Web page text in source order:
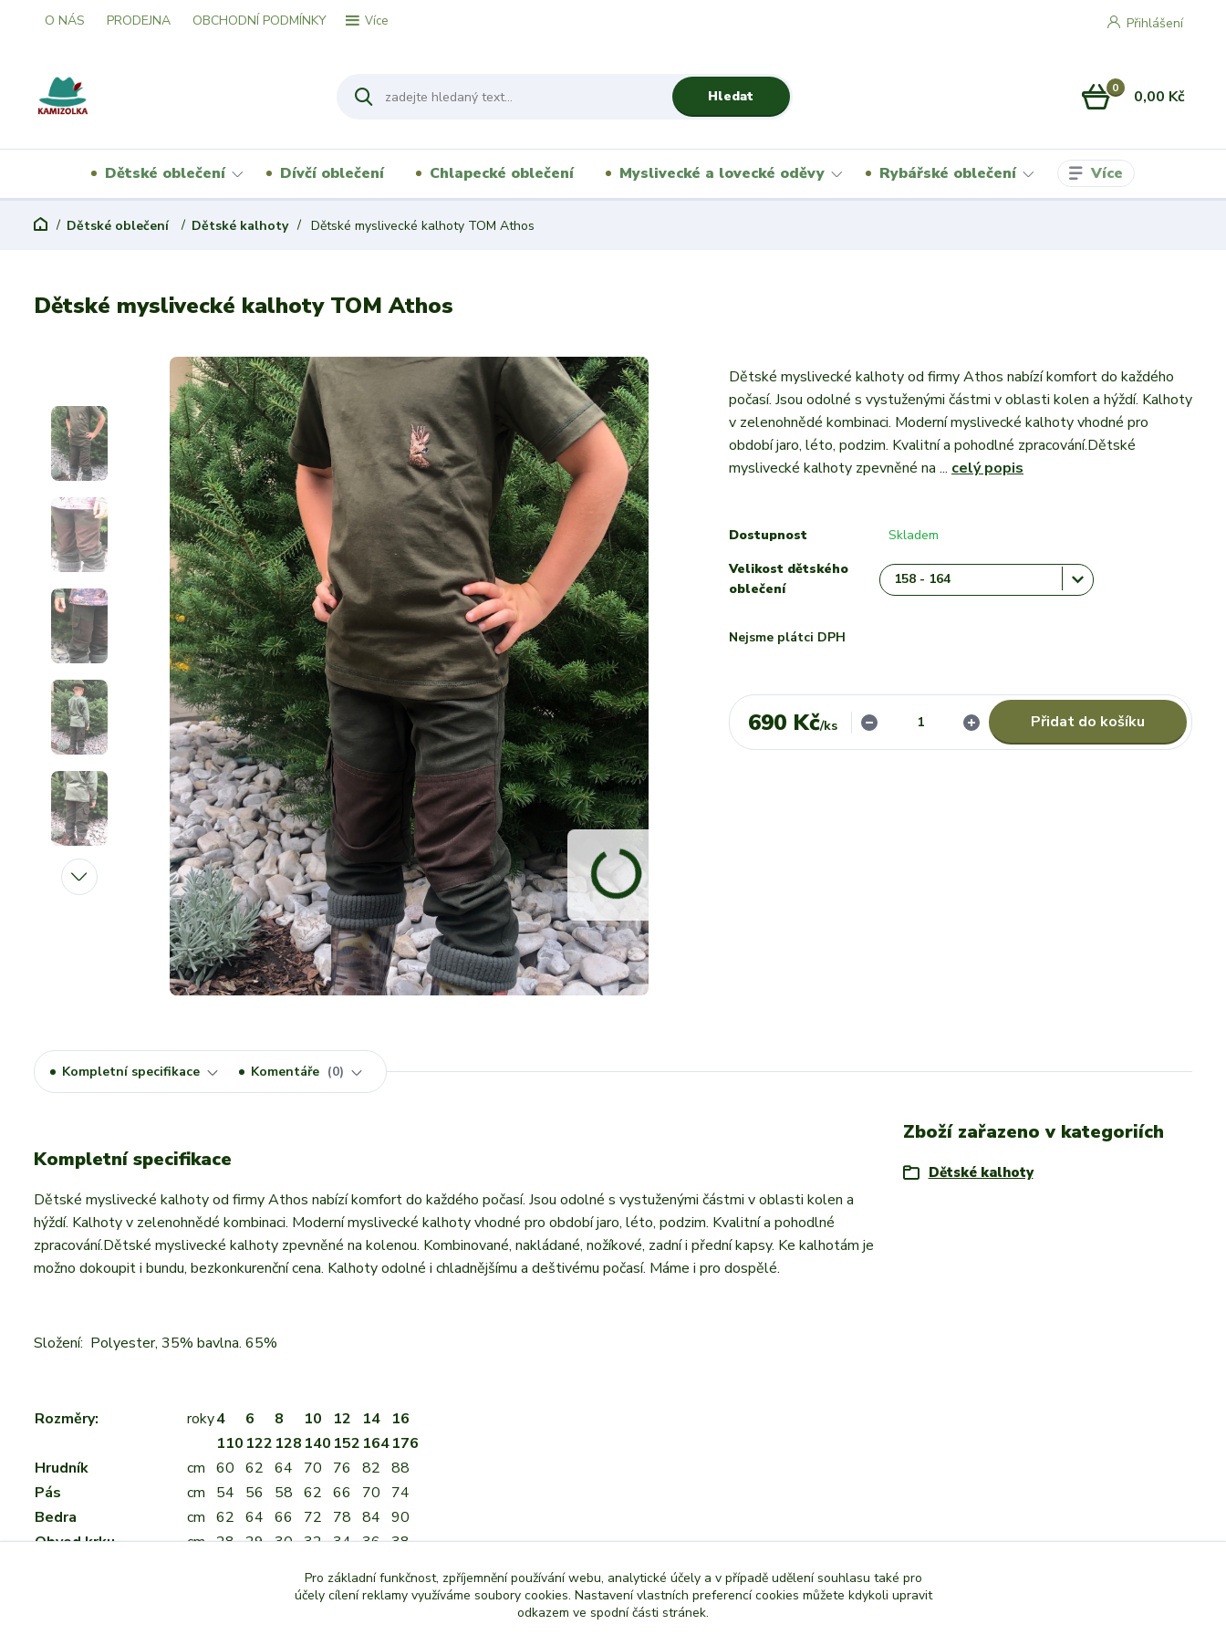
O NÁS PRODEJNA OBCHODNÍ PODMÍNKY Více Přihlášení
Hledat 0 0,00 Kč
Dětské oblečení Dívčí oblečení Chlapecké oblečení Myslivecké a lovecké oděvy Rybářské oblečení Více
Dětské oblečení Dětské kalhoty Dětské myslivecké kalhoty TOM Athos
Dětské myslivecké kalhoty TOM Athos
Dětské myslivecké kalhoty od firmy Athos nabízí komfort do každého
počasí. Jsou odolné s vystuženými částmi v oblasti kolen a hýždí. Kalhoty
v zelenohnědé kombinaci. Moderní myslivecké kalhoty vhodné pro
období jaro, léto, podzim. Kvalitní a pohodlné zpracování.Dětské
myslivecké kalhoty zpevněné na ... celý popis
Dostupnost
Skladem
Velikost dětského
oblečení
Nejsme plátci DPH
690 Kč/ks Přidat do košíku
Kompletní specifikace Komentáře 0
Kompletní specifikace
Dětské myslivecké kalhoty od firmy Athos nabízí komfort do každého počasí. Jsou odolné s vystuženými částmi v oblasti kolen a
hýždí. Kalhoty v zelenohnědé kombinaci. Moderní myslivecké kalhoty vhodné pro období jaro, léto, podzim. Kvalitní a pohodlné
zpracování.Dětské myslivecké kalhoty zpevněné na kolenou. Kombinované, nakládané, nožíkové, zadní i přední kapsy. Ke kalhotám je
možno dokoupit i bundu, bezkonkurenční cena. Kalhoty odolné i chladnějšímu a deštivému počasí. Máme i pro dospělé.
Složení: Polyester, 35% bavlna. 65%
Rozměry: roky4 6 8 10 12 14
16
110 122 128 140 152 164176
Hrudník
cm 60 62 64 70 76 82 88
Pás
cm 54 56 58 62 66 70
74
Bedra
cm 62 64 66 72 78 84 90
Obvod krku
cm 28 29 30 32 34 36 38
64 70 76 82
Zboží zařazeno v kategoriích
Dětské kalhoty
Pro základní funkčnost, zpříjemnění používání webu, analytické účely a v případě udělení souhlasu také pro
účely cílení reklamy využíváme soubory cookies. Nastavení vlastních preferencí cookies můžete kdykoli upravit
odkazem ve spodní části stránek.